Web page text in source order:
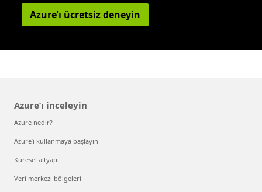
Azure’ı ücretsiz deneyin
Azure’ı inceleyin
Azure nedir?
Azure’ı kullanmaya başlayın
Küresel altyapı
Veri merkezi bölgeleri